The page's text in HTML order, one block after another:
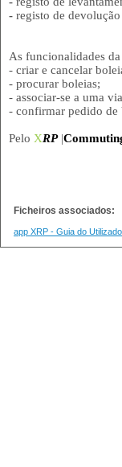
- registo de
As funcionalidades
- criar e cancelar
- procurar boleias;
- associar-se a uma
- confirmar pedido de
Pelo XRP|
Ficheiros associados:
app XRP - Guia do